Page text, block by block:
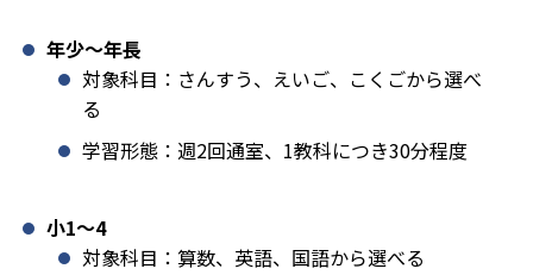
年少〜年長
対象科目：さんすう、えいご、こくごから選べ
る
学習形態：週2回通室、1教科につき30分程度
小1️〜4
対象科目：算数、英語、国語から選べる